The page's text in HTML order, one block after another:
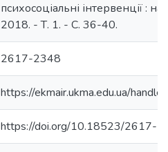
психосоціальні інтервенції :
2018. - Т. 1. - С. 36-40.
2617-2348
https://ekmair.ukma.edu.ua/
https://doi.org/10.18523/2617-